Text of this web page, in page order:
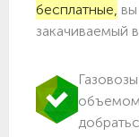
бесплатные,
закачиваемый в